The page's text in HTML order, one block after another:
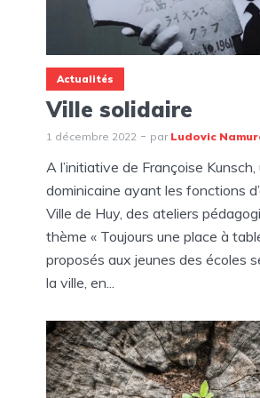
Actualités
Ville solidaire
1 décembre 2022 par Ludovic
A l’initiative de Françoise Kunsch,
dominicaine ayant les fonctions
Ville de Huy, des ateliers
thème « Toujours une place à
proposés aux jeunes des écoles
la ville, en...